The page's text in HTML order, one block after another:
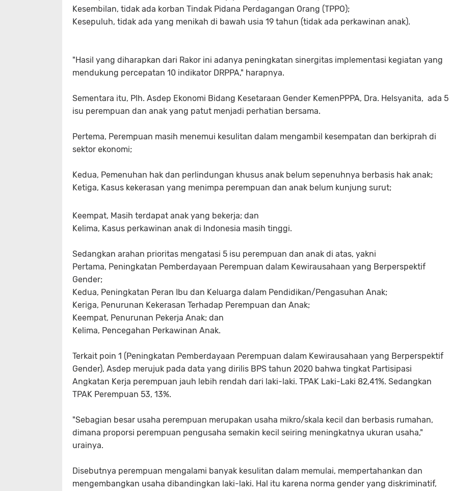
Kesembilan, tidak ada korban Tindak Pidana Perdagangan Orang (TPPO);
Kesepuluh, tidak ada yang menikah di bawah usia 19 tahun (tidak ada perkawinan anak).
"Hasil yang diharapkan dari Rakor ini adanya peningkatan sinergitas implementasi kegiatan yang
mendukung percepatan 10 indikator DRPPA," harapnya.
Sementara itu, Plh. Asdep Ekonomi Bidang Kesetaraan Gender KemenPPPA, Dra. Helsyanita, ada 5
isu perempuan dan anak yang patut menjadi perhatian bersama.
Pertema, Perempuan masih menemui kesulitan dalam mengambil kesempatan dan berkiprah di
sektor ekonomi;
Kedua, Pemenuhan hak dan perlindungan khusus anak belum sepenuhnya berbasis hak anak;
Ketiga, Kasus kekerasan yang menimpa perempuan dan anak belum kunjung surut;
Keempat, Masih terdapat anak yang bekerja; dan
Kelima, Kasus perkawinan anak di Indonesia masih tinggi.
Sedangkan arahan prioritas mengatasi 5 isu perempuan dan anak di atas, yakni
Pertama, Peningkatan Pemberdayaan Perempuan dalam Kewirausahaan yang Berperspektif
Gender;
Kedua, Peningkatan Peran Ibu dan Keluarga dalam Pendidikan/Pengasuhan Anak;
Keriga, Penurunan Kekerasan Terhadap Perempuan dan Anak;
Keempat, Penurunan Pekerja Anak; dan
Kelima, Pencegahan Perkawinan Anak.
Terkait poin 1 (Peningkatan Pemberdayaan Perempuan dalam Kewirausahaan yang Berperspektif
Gender), Asdep merujuk pada data yang dirilis BPS tahun 2020 bahwa tingkat Partisipasi
Angkatan Kerja perempuan jauh lebih rendah dari laki-laki. TPAK Laki-Laki 82,41%. Sedangkan
TPAK Perempuan 53, 13%.
"Sebagian besar usaha perempuan merupakan usaha mikro/skala kecil dan berbasis rumahan,
dimana proporsi perempuan pengusaha semakin kecil seiring meningkatnya ukuran usaha,"
urainya.
Disebutnya perempuan mengalami banyak kesulitan dalam memulai, mempertahankan dan
mengembangkan usaha dibandingkan laki-laki. Hal itu karena norma gender yang diskriminatif,